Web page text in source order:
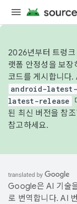
2026년부터 트렁
랫폼 안정성을 보
코드를 게시합니다
android-
latest-release
된 최신 버전을 참
참고하세요.
Google은 AI 기술
로 번역합니다. AI